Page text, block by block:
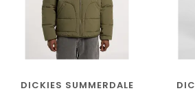
DICKIES SUMMERDALE